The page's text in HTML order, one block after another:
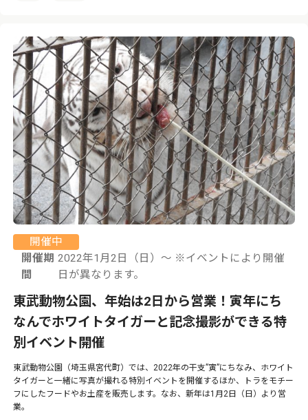
開催中
開催期
間
2022年1月2日（日）〜 ※イベントにより開催
日が異なります。
東武動物公園、年始は2日から営業！寅年にち
なんでホワイトタイガーと記念撮影ができる特
別イベント開催
東武動物公園（埼玉県宮代町）では、2022年の干支”寅”にちなみ、ホワイト
タイガーと一緒に写真が撮れる特別イベントを開催するほか、トラをモチー
フにしたフードやお土産を販売します。なお、新年は1月2日（日）より営
業。